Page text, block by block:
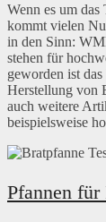
Wenn es um das
kommt vielen
in den Sinn:
stehen für
geworden ist
Herstellung von
auch weitere
beispielsweise
Pfannen für